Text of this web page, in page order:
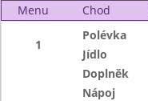
Menu
Chod
1
Polévka
Jídlo
Doplněk
Nápoj